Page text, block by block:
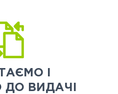
І
ВИДАЧІ